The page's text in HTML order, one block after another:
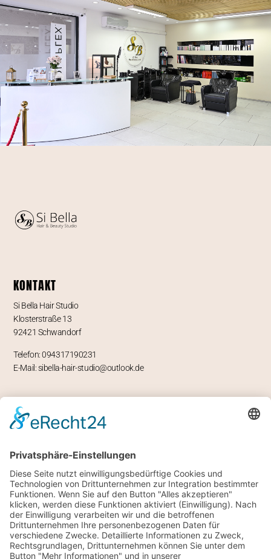
KONTAKT
Si Bella Hair Studio
Klosterstraße 13
92421 Schwandorf
Telefon: 094317190231
E-Mail: sibella-hair-studio@outlook.de
ÖFFNUNGSZEITEN
Sa 8 bis 14 Uhr
RECHTLICHES
Impressum
Datenschutz